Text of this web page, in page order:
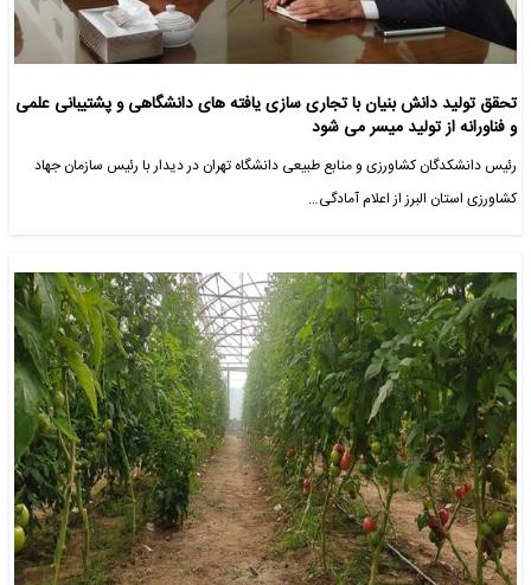
تحقق تولید دانش بنیان با تجاری سازی یافته های دانشگاهی و پشتیبانی علمی
و فناورانه از تولید میسر می شود
رئیس دانشکدگان کشاورزی و منابع طبیعی دانشگاه تهران در دیدار با رئیس سازمان جهاد
کشاورزی استان البرز از اعلام آمادگی…